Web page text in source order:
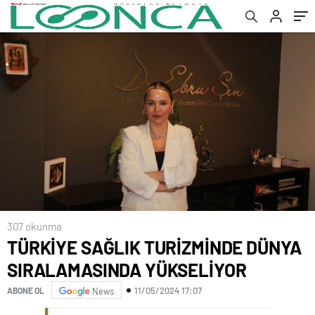
307 okunma
TÜRKİYE SAĞLIK TURİZMİNDE DÜNYA
SIRALAMASINDA YÜKSELİYOR
ABONE OL News 11/05/2024 17:07